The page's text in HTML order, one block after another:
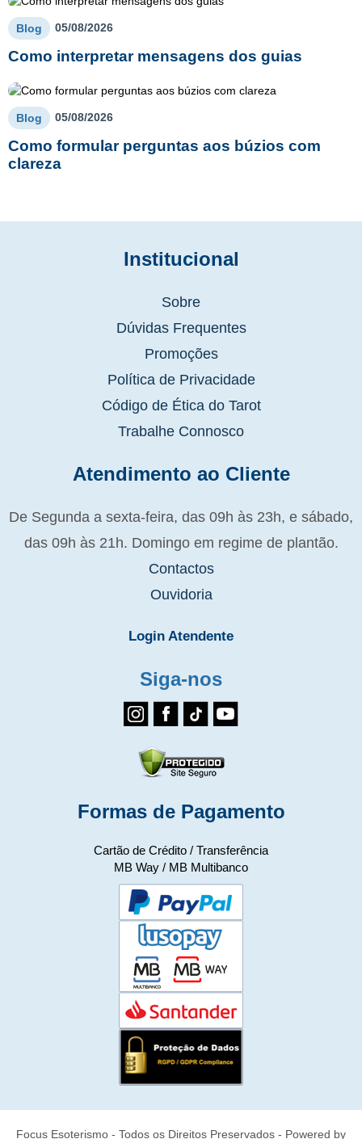
Blog 05/08/2026
Como interpretar mensagens dos guias
Blog 05/08/2026
Como formular perguntas aos búzios com
clareza
Institucional
Sobre
Dúvidas Frequentes
Promoções
Política de Privacidade
Código de Ética do Tarot
Trabalhe Connosco
Atendimento ao Cliente
De Segunda a sexta-feira, das 09h às 23h, e sábado,
das 09h às 21h. Domingo em regime de plantão.
Contactos
Ouvidoria
Login Atendente
Siga-nos
Formas de Pagamento
Cartão de Crédito / Transferência
MB Way / MB Multibanco
Focus Esoterismo - Todos os Direitos Preservados - Powered by